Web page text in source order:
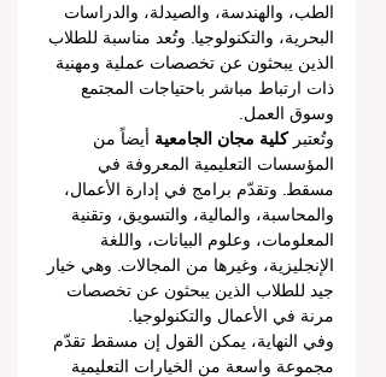
الطب، والهندسة، والصيدلة، والدراسات
البحرية، والتكنولوجيا. وتُعد مناسبة للطلاب
الذين يبحثون عن تخصصات عملية ومهنية
ذات ارتباط مباشر باحتياجات المجتمع
وسوق العمل.
وتُعتبر كلية مجان الجامعية أيضاً من
المؤسسات التعليمية المعروفة في
مسقط. وتقدّم برامج في إدارة الأعمال،
والمحاسبة، والمالية، والتسويق، وتقنية
المعلومات، وعلوم البيانات، واللغة
الإنجليزية، وغيرها من المجالات. وهي خيار
جيد للطلاب الذين يبحثون عن تخصصات
مرنة في الأعمال والتكنولوجيا.
وفي النهاية، يمكن القول إن مسقط تقدّم
مجموعة واسعة من الخيارات التعليمية